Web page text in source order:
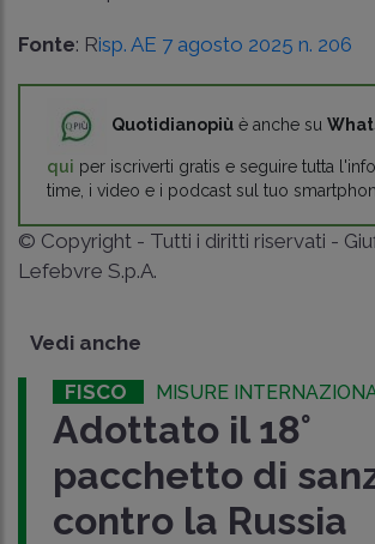
Fonte: Risp. AE 7 agosto 2025 n. 206
Quotidianopiù è anche su
qui per iscriverti gratis e seguire tutta
time, i video e i podcast sul tuo
© Copyright - Tutti i diritti riservati -
Lefebvre S.p.A.
Vedi anche
FISCO MISURE
Adottato il 18°
pacchetto di
contro la Russia